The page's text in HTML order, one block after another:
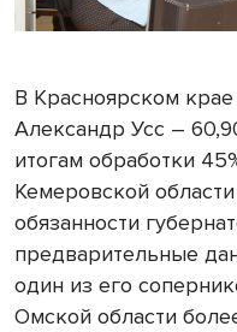
В Красноярском
Александр Усс –
итогам обработки
Кемеровской
обязанности
предварительные
один из его
Омской области